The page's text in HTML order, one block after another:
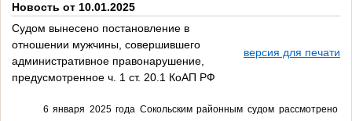
Новость от 10.01.2025
Судом вынесено постановление в
отношении мужчины, совершившего
административное правонарушение,
предусмотренное ч. 1 ст. 20.1 КоАП РФ
версия для печати
6 января 2025 года Сокольским районным судом рассмотрено